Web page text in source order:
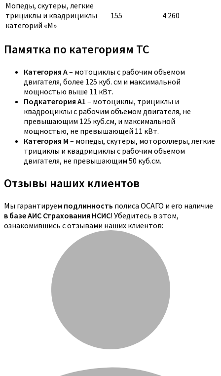
Мопеды, скутеры, легкие
трициклы и квадрициклы
категорий «M»
155 4 260
Памятка по категориям ТС
Категория A– мотоциклы с рабочим объемом
двигателя, более 125 куб. см и максимальной
мощностью выше 11 кВт.
Подкатегория A1 – мотоциклы, трициклы и
квадроциклы с рабочим объемом двигателя, не
превышающим 125 куб.см, и максимальной
мощностью, не превышающей 11 кВт.
Категория M – мопеды, скутеры, мотороллеры, легкие
трициклы и квадрициклы с рабочим объемом
двигателя, не превышающим 50 куб.см.
Отзывы наших клиентов
Мы гарантируем подлинность полиса ОСАГО и его наличие
в базе АИС Страхования НСИС! Убедитесь в этом,
ознакомившись с отзывами наших клиентов: